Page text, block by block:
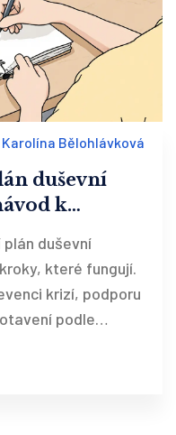
Karolína Bělohlávková
duševní
k
duševní
které fungují.
krizí, podporu
podle